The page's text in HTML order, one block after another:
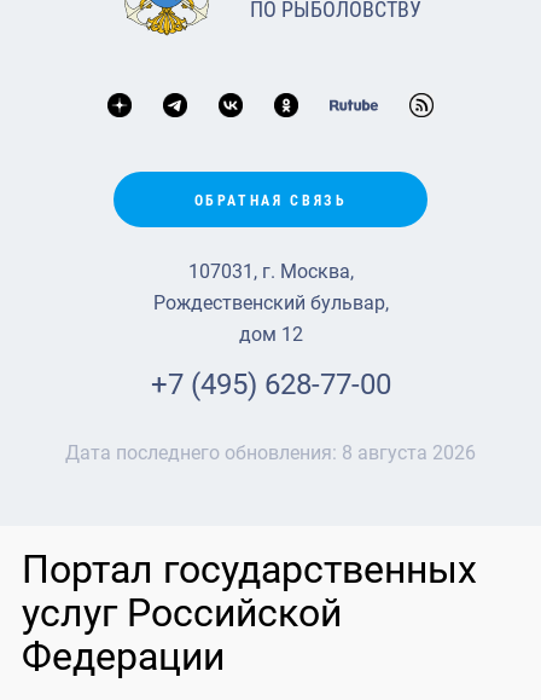
ПО РЫБОЛОВСТВУ
ОБРАТНАЯ СВЯЗЬ
107031, г. Москва,
Рождественский бульвар,
дом 12
+7 (495) 628-77-00
Дата последнего обновления: 8 августа 2026
Портал государственных
услуг Российской
Федерации